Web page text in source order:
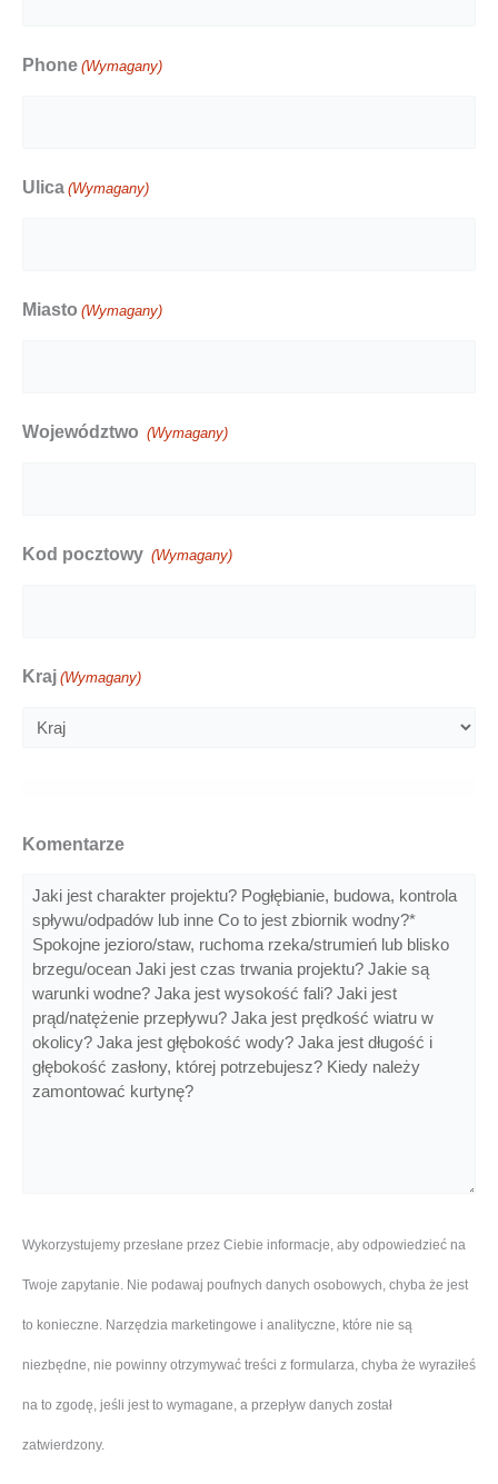
Phone (Wymagany)
Ulica (Wymagany)
Miasto (Wymagany)
Województwo (Wymagany)
Kod pocztowy (Wymagany)
Kraj (Wymagany)
Komentarze
Wykorzystujemy przesłane przez Ciebie informacje, aby odpowiedzieć na
Twoje zapytanie. Nie podawaj poufnych danych osobowych, chyba że jest
to konieczne. Narzędzia marketingowe i analityczne, które nie są
niezbędne, nie powinny otrzymywać treści z formularza, chyba że wyraziłeś
na to zgodę, jeśli jest to wymagane, a przepływ danych został
zatwierdzony.